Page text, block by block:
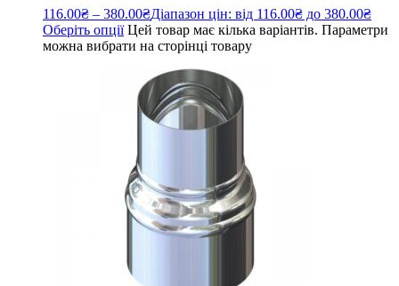
116.00₴ – 380.00₴Діапазон цін: від 116.00₴ до 380.00₴
Оберіть опції Цей товар має кілька варіантів. Параметри
можна вибрати на сторінці товару